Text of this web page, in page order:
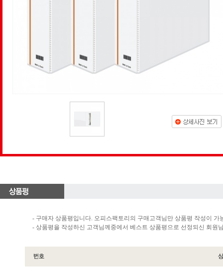
- 구매자 상품평입니다. 오피스팩토리의 구매고객님만 상품평 작성이 가
- 상품평을 작성하신 고객님께중에서 베스트 상품평으로 선정되신 회원